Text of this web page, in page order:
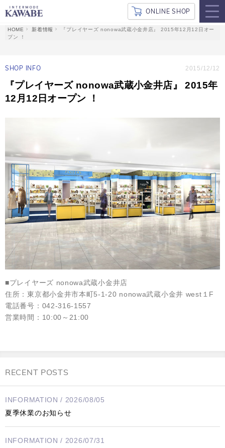
ONLINE SHOP
新着情報
『プレイヤーズ nonowa武蔵小金井店』 2015年12月12日オー
プン ！
SHOP INFO 2015/12/12
『プレイヤーズ nonowa武蔵小金井店』 2015年
12月12日オープン ！
■プレイヤーズ nonowa武蔵小金井店
住所：東京都小金井市本町5-1-20 nonowa武蔵小金井 west１F
電話番号：042-316-1557
営業時間：10:00～21:00
RECENT POSTS
INFORMATION / 2026/08/05
夏季休業のお知らせ
INFORMATION / 2026/07/31